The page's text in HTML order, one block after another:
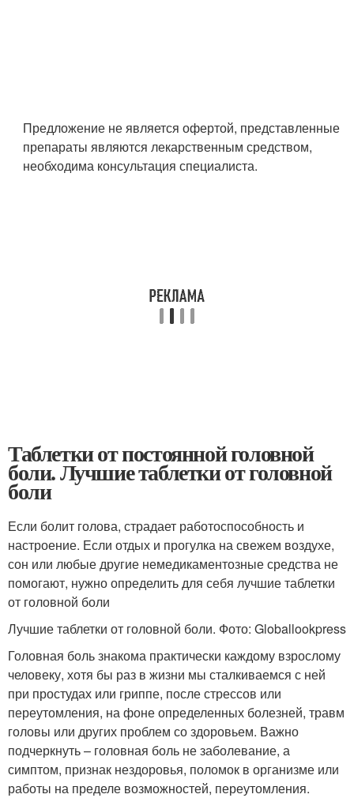
Предложение не является офертой, представленные
препараты являются лекарственным средством,
необходима консультация специалиста.
Таблетки от постоянной головной
боли. Лучшие таблетки от головной
боли
Если болит голова, страдает работоспособность и
настроение. Если отдых и прогулка на свежем воздухе,
сон или любые другие немедикаментозные средства не
помогают, нужно определить для себя лучшие таблетки
от головной боли
Лучшие таблетки от головной боли. Фото: Globallookpress
Головная боль знакома практически каждому взрослому
человеку, хотя бы раз в жизни мы сталкиваемся с ней
при простудах или гриппе, после стрессов или
переутомления, на фоне определенных болезней, травм
головы или других проблем со здоровьем. Важно
подчеркнуть – головная боль не заболевание, а
симптом, признак нездоровья, поломок в организме или
работы на пределе возможностей, переутомления.